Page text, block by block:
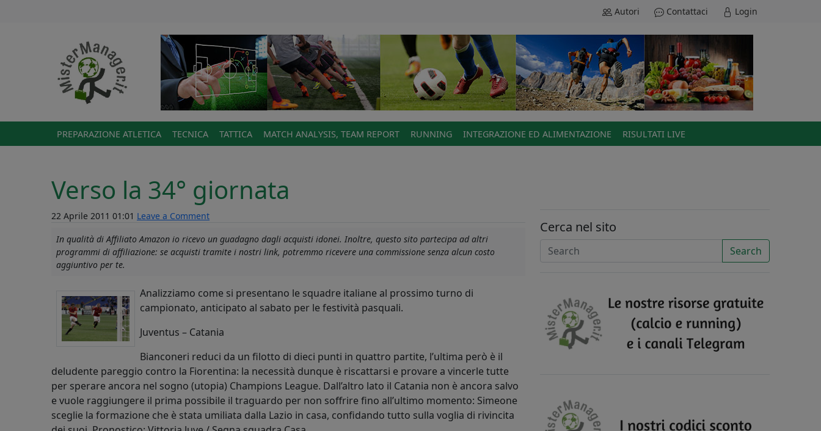
Autori Contattaci Login
PREPARAZIONE ATLETICA TECNICA TATTICA MATCH ANALYSIS, TEAM REPORT RUNNING INTEGRAZIONE ED ALIMENTAZIONE RISULTATI LIVE
Verso la 34° giornata
22 Aprile 2011 01:01 Leave a Comment
In qualità di Affiliato Amazon io ricevo un guadagno dagli acquisti idonei. Inoltre, questo sito partecipa ad altri
programmi di affiliazione: se acquisti tramite i nostri link, potremmo ricevere una commissione senza alcun costo
aggiuntivo per te.
Analizziamo come si presentano le squadre italiane al prossimo turno di
campionato, anticipato al sabato per le festività pasquali.
Juventus – Catania
Bianconeri reduci da un filotto di dieci punti in quattro partite, l’ultima però è il
deludente pareggio contro la Fiorentina: la necessità dunque è riscattarsi e provare a vincerle tutte
per sperare ancora nel sogno (utopia) Champions League. Dall’altro lato il Catania non è ancora salvo
e vuole raggiungere il prima possibile il traguardo per non soffrire fino all’ultimo momento: Simeone
sceglie la formazione che è stata umiliata dalla Lazio in casa, confidando tutto sulla voglia di rivincita
Cerca nel sito
Search